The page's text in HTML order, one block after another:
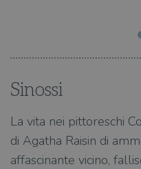
Sinossi
La vita nei pittoreschi
di Agatha Raisin di
affascinante vicino,